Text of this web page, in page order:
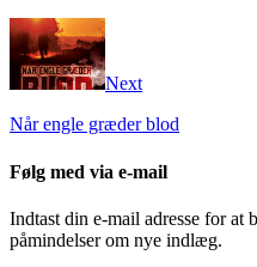
Next
Når engle græder blod
Følg med via e-mail
Indtast din e-mail adresse for at
påmindelser om nye indlæg.